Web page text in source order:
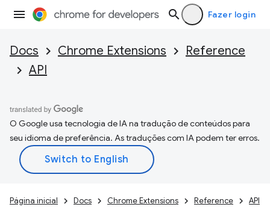
Fazer login
Docs Chrome Extensions
Reference
API
O Google usa tecnologia de IA na tradução de conteúdos para
seu idioma de preferência. As traduções com IA podem ter erros.
Página inicial Docs Chrome Extensions Reference API